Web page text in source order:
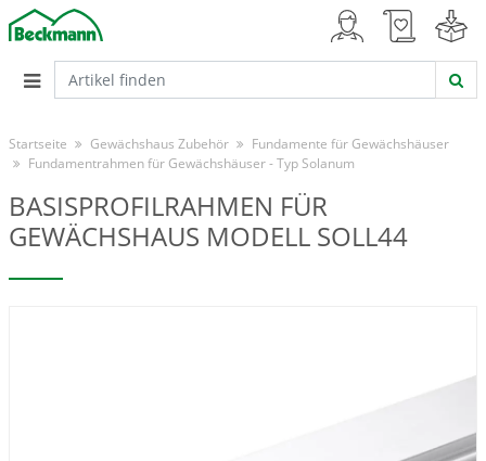
Startseite Gewächshaus Zubehör
Fundamente für Gewächshäuser
Fundamentrahmen für Gewächshäuser - Typ Solanum
BASISPROFILRAHMEN FÜR
GEWÄCHSHAUS MODELL SOLL44